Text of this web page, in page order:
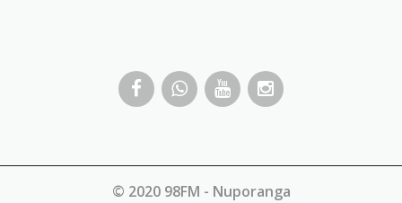
© 2020 98FM - Nuporanga